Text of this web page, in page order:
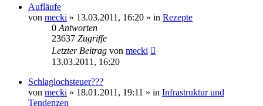
Aufläufe
von mecki » 13.03.2011, 16:20 » in Rezepte
0 Antworten
23637 Zugriffe
Letzter Beitrag von mecki
13.03.2011, 16:20
Schlaglochsteuer???
von mecki » 18.01.2011, 19:11 » in Infrastruktur und
Tendenzen